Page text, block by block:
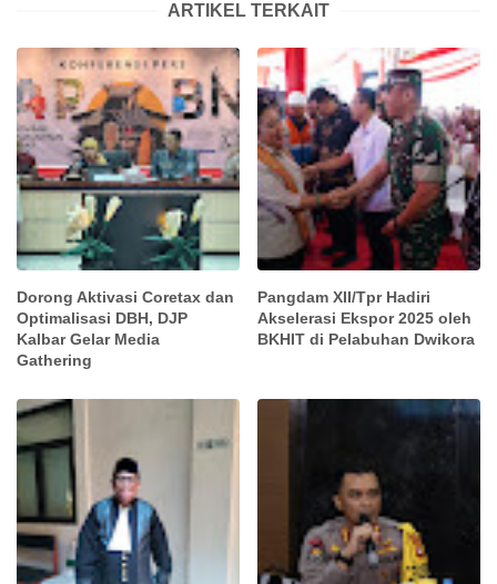
ARTIKEL TERKAIT
Dorong Aktivasi Coretax dan
Optimalisasi DBH, DJP
Kalbar Gelar Media
Gathering
Pangdam XII/Tpr Hadiri
Akselerasi Ekspor 2025 oleh
BKHIT di Pelabuhan Dwikora